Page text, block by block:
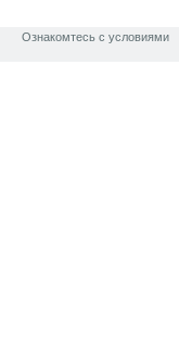
Ознакомтесь с условиями